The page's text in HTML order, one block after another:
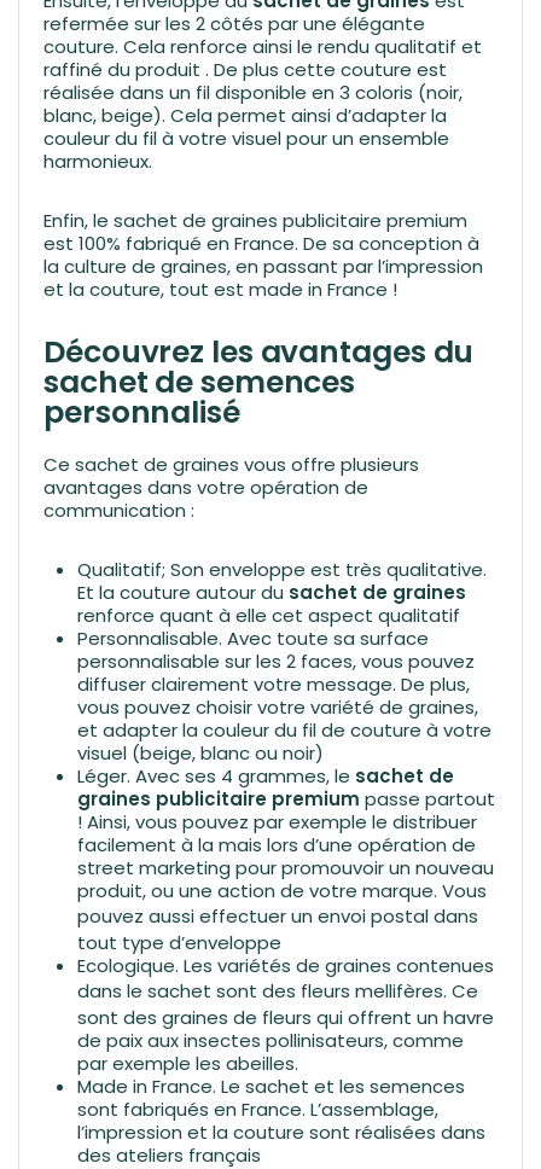
refermée sur les 2 côtés par une élégante
couture. Cela renforce ainsi le rendu qualitatif et
raffiné du produit . De plus cette couture est
réalisée dans un fil disponible en 3 coloris (noir,
blanc, beige). Cela permet ainsi d’adapter la
couleur du fil à votre visuel pour un ensemble
harmonieux.
Enfin, le sachet de graines publicitaire premium
est 100% fabriqué en France. De sa conception à
la culture de graines, en passant par l’impression
et la couture, tout est made in France !
Découvrez les avantages du
sachet de semences
personnalisé
Ce sachet de graines vous offre plusieurs
avantages dans votre opération de
communication :
Qualitatif; Son enveloppe est très qualitative.
Et la couture autour du sachet de graines
renforce quant à elle cet aspect qualitatif
Personnalisable. Avec toute sa surface
personnalisable sur les 2 faces, vous pouvez
diffuser clairement votre message. De plus,
vous pouvez choisir votre variété de graines,
et adapter la couleur du fil de couture à votre
visuel (beige, blanc ou noir)
Léger. Avec ses 4 grammes, le sachet de
graines publicitaire premium passe partout
! Ainsi, vous pouvez par exemple le distribuer
facilement à la mais lors d’une opération de
street marketing pour promouvoir un nouveau
produit, ou une action de votre marque. Vous
pouvez aussi effectuer unenvoi postaldans
tout type d’enveloppe
Ecologique. Les variétés de graines contenues
dans le sachet sont des fleurs mellifères. Ce
sont des graines de fleurs qui offrent un havre
de paix aux insectes pollinisateurs, comme
par exemple les abeilles.
Made in France. Le sachet et les semences
sont fabriqués en France. L’assemblage,
l’impression et la couture sont réalisées dans
des ateliers français